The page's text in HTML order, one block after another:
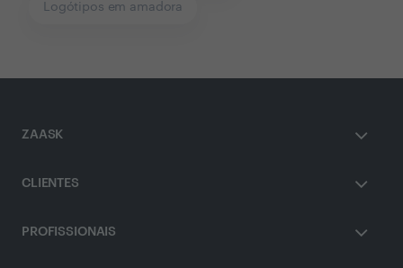
Logótipos em amadora
ZAASK
CLIENTES
PROFISSIONAIS